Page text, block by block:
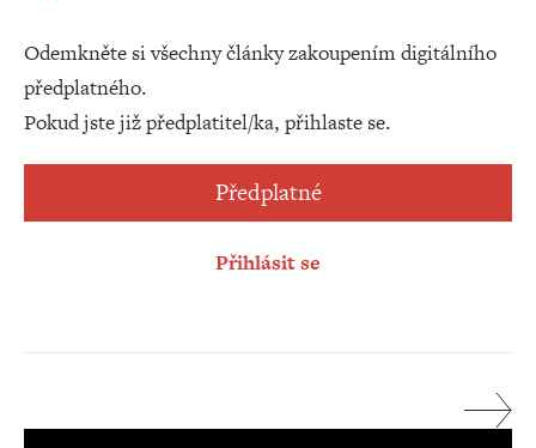
Odemkněte si všechny články zakoupením digitálního
předplatného.
Pokud jste již předplatitel/ka, přihlaste se.
Předplatné
Přihlásit se